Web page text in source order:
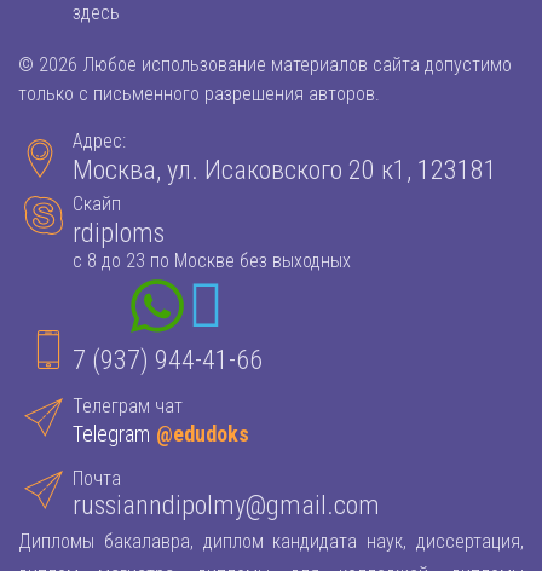
здесь
© 2026 Любое использование материалов сайта допустимо
только с письменного разрешения авторов.
Адрес:
Москва, ул. Исаковского 20 к1, 123181
Скайп
rdiploms
с 8 до 23 по Москве без выходных
7 (937) 944-41-66
Телеграм чат
Telegram @edudoks
Почта
russianndipolmy@gmail.com
Дипломы бакалавра, диплом кандидата наук, диссертация,